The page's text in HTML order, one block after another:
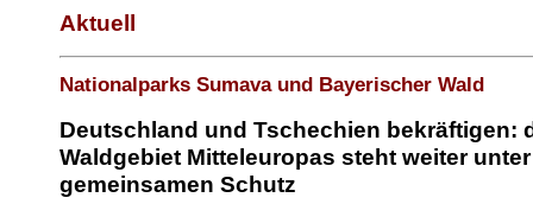
Aktuell
Nationalparks Sumava und Bayerischer Wald
Deutschland und Tschechien bekräftigen:
Waldgebiet Mitteleuropas steht weiter unter
gemeinsamen Schutz